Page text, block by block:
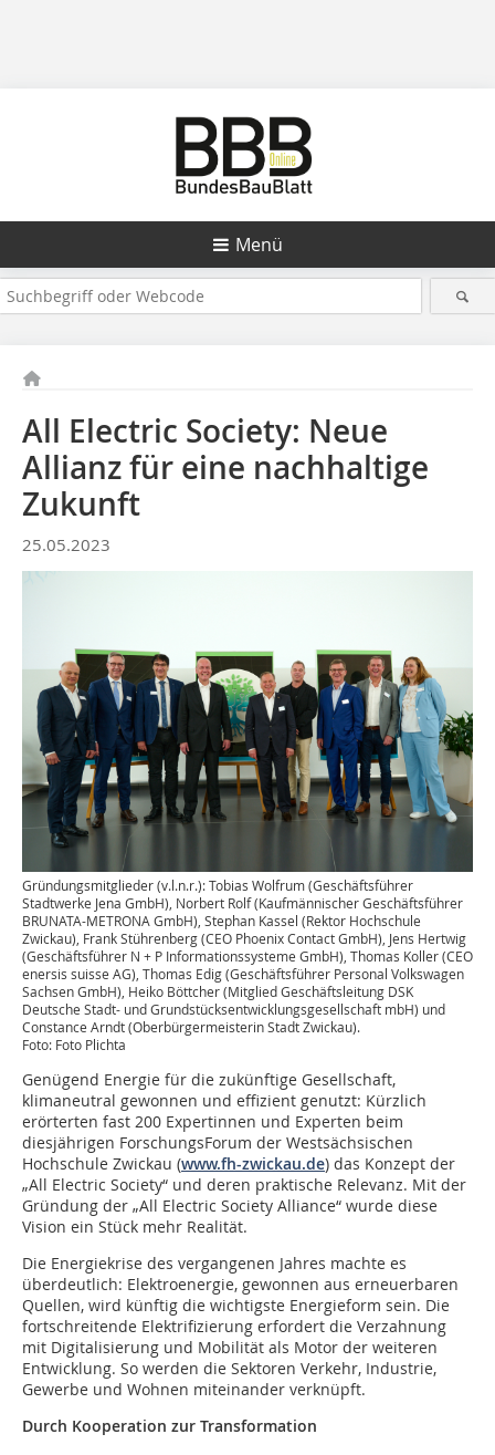
Menü
All Electric Society: Neue
Allianz für eine nachhaltige
Zukunft
25.05.2023
Gründungsmitglieder (v.l.n.r.): Tobias Wolfrum (Geschäftsführer
Stadtwerke Jena GmbH), Norbert Rolf (Kaufmännischer Geschäftsführer
BRUNATA-METRONA GmbH), Stephan Kassel (Rektor Hochschule
Zwickau), Frank Stührenberg (CEO Phoenix Contact GmbH), Jens Hertwig
(Geschäftsführer N + P Informationssysteme GmbH), Thomas Koller (CEO
enersis suisse AG), Thomas Edig (Geschäftsführer Personal Volkswagen
Sachsen GmbH), Heiko Böttcher (Mitglied Geschäftsleitung DSK
Deutsche Stadt- und Grundstücksentwicklungsgesellschaft mbH) und
Constance Arndt (Oberbürgermeisterin Stadt Zwickau).
Foto: Foto Plichta
Genügend Energie für die zukünftige Gesellschaft,
klimaneutral gewonnen und effizient genutzt: Kürzlich
erörterten fast 200 Expertinnen und Experten beim
diesjährigen ForschungsForum der Westsächsischen
Hochschule Zwickau (www.fh-zwickau.de) das Konzept der
„All Electric Society“ und deren praktische Relevanz. Mit der
Gründung der „All Electric Society Alliance“ wurde diese
Vision ein Stück mehr Realität.
Die Energiekrise des vergangenen Jahres machte es
überdeutlich: Elektroenergie, gewonnen aus erneuerbaren
Quellen, wird künftig die wichtigste Energieform sein. Die
fortschreitende Elektrifizierung erfordert die Verzahnung
mit Digitalisierung und Mobilität als Motor der weiteren
Entwicklung. So werden die Sektoren Verkehr, Industrie,
Gewerbe und Wohnen miteinander verknüpft.
Durch Kooperation zur Transformation